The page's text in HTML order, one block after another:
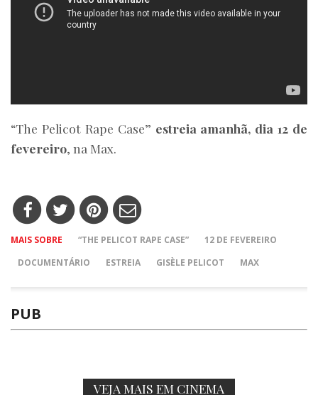
“The Pelicot Rape Case” estreia amanhã, dia 12 de
fevereiro, na Max.
MAIS SOBRE “THE PELICOT RAPE CASE”
12 DE FEVEREIRO
DOCUMENTÁRIO
ESTREIA GISÈLE PELICOT MAX
PUB
VEJA MAIS EM CINEMA